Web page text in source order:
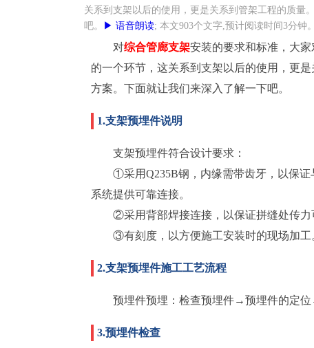
关系到支架以后的使用，更是关系到管架工程的质量
吧。
▶ 语音朗读; 本文903个文字,预计阅读时间3分钟。
对综合管廊支架安装的要求和标准，大
的一个环节，这关系到支架以后的使用，更
方案。下面就让我们来深入了解一下吧。
1.支架预埋件说明
支架预埋件符合设计要求：
①采用Q235B钢，内缘需带齿牙，以保
系统提供可靠连接。
②采用背部焊接连接，以保证拼缝处传力
③有刻度，以方便施工安装时的现场加工
2.支架预埋件施工工艺流程
预埋件预埋：检查预埋件→预埋件的定
3.预埋件检查